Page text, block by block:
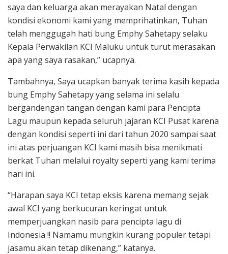
saya dan keluarga akan merayakan Natal dengan
kondisi ekonomi kami yang memprihatinkan, Tuhan
telah menggugah hati bung Emphy Sahetapy selaku
Kepala Perwakilan KCI Maluku untuk turut merasakan
apa yang saya rasakan,” ucapnya.
Tambahnya, Saya ucapkan banyak terima kasih kepada
bung Emphy Sahetapy yang selama ini selalu
bergandengan tangan dengan kami para Pencipta
Lagu maupun kepada seluruh jajaran KCI Pusat karena
dengan kondisi seperti ini dari tahun 2020 sampai saat
ini atas perjuangan KCI kami masih bisa menikmati
berkat Tuhan melalui royalty seperti yang kami terima
hari ini.
“Harapan saya KCI tetap eksis karena memang sejak
awal KCI yang berkucuran keringat untuk
memperjuangkan nasib para pencipta lagu di
Indonesia !! Namamu mungkin kurang populer tetapi
jasamu akan tetap dikenang,” katanya.